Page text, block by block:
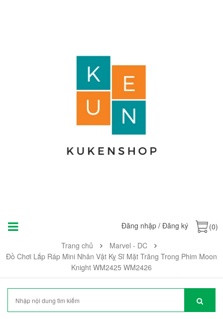
Đăng nhập / Đăng ký
(0)
Trang chủ
Marvel - DC
Đồ Chơi Lắp Ráp Mini Nhân Vật Kỵ Sĩ Mặt Trăng Trong Phim Moon
Knight WM2425 WM2426